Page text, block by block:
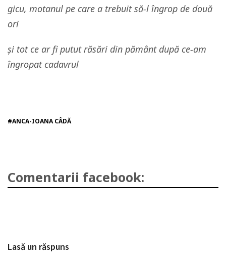
gicu, motanul pe care a trebuit să-l îngrop de două
ori
şi tot ce ar fi putut răsări din pământ după ce-am
îngropat cadavrul
#ANCA-IOANA CÂDĂ
Comentarii facebook:
Lasă un răspuns